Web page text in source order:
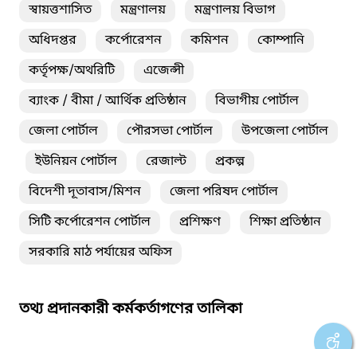
স্বায়ত্তশাসিত মন্ত্রণালয়
মন্ত্রণালয় বিভাগ
অধিদপ্তর
কর্পোরেশন কমিশন
কোম্পানি
কর্তৃপক্ষ/অথরিটি
এজেন্সী
ব্যাংক / বীমা / আর্থিক প্রতিষ্ঠান
বিভাগীয় পোর্টাল
জেলা পোর্টাল
পৌরসভা পোর্টাল
উপজেলা পোর্টাল
ইউনিয়ন পোর্টাল
রেজাল্ট
প্রকল্প
বিদেশী দূতাবাস/মিশন
জেলা পরিষদ পোর্টাল
সিটি কর্পোরেশন পোর্টাল
প্রশিক্ষণ
শিক্ষা প্রতিষ্ঠান
সরকারি মাঠ পর্যায়ের অফিস
তথ্য প্রদানকারী কর্মকর্তাগণের তালিকা